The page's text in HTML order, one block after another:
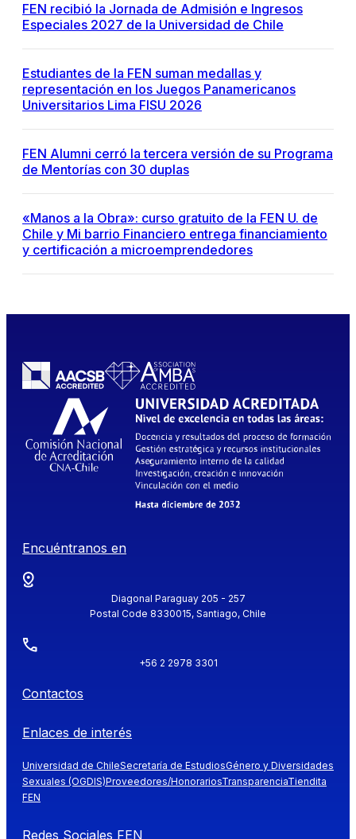
FEN recibió la Jornada de Admisión e Ingresos
Especiales 2027 de la Universidad de Chile
Estudiantes de la FEN suman medallas y
representación en los Juegos Panamericanos
Universitarios Lima FISU 2026
FEN Alumni cerró la tercera versión de su Programa
de Mentorías con 30 duplas
«Manos a la Obra»: curso gratuito de la FEN U. de
Chile y Mi barrio Financiero entrega financiamiento
y certificación a microemprendedores
Encuéntranos en
Diagonal Paraguay 205 - 257
Postal Code 8330015, Santiago, Chile
+56 2 2978 3301
Contactos
Enlaces de interés
Universidad de ChileSecretaría de EstudiosGénero y Diversidades
Sexuales (OGDIS)Proveedores/HonorariosTransparenciaTiendita
FEN
Redes Sociales FEN